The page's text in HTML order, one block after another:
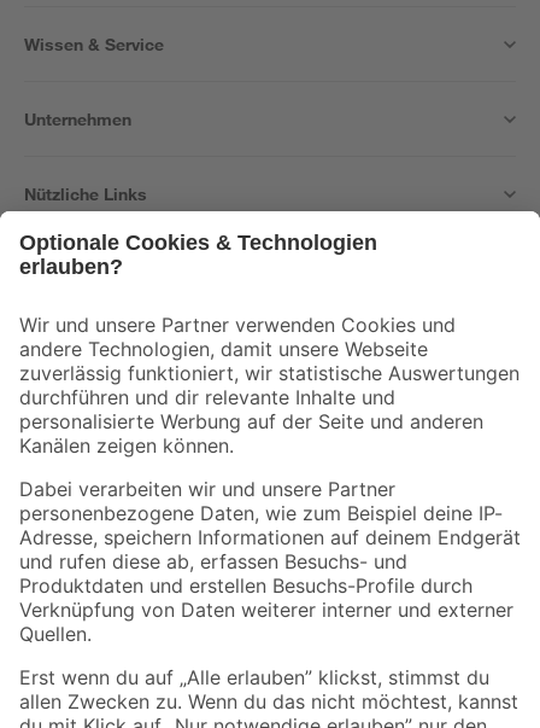
Wissen & Service
Unternehmen
Nützliche Links
Der toom Newsletter: Keine Angebote und Aktionen mehr verpassen!
Zur Newsletter Anmeldung
Folge uns
Zahlungsarten Versandarten
Sicher einkaufen